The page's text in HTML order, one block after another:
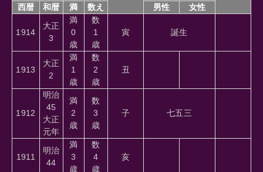
西暦 和暦 満 数え 男性 女性
1914
大正
3
満
0
歳
数
1
歳
寅 誕生
1913
大正
2
満
1
歳
数
2
歳
丑
1912
明治
45
大正
元年
満
2
歳
数
3
歳
子 七五三
1911
明治
44
満
3
歳
数
4
歳
亥